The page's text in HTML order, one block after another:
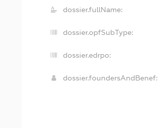
dossier.fullName:
dossier.opfSubType:
dossier.edrpo:
dossier.foundersAndBenef: